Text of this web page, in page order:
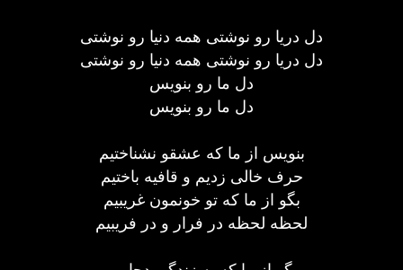
دل دریا رو نوشتی همه دنیا رو نوشتی
دل دریا رو نوشتی همه دنیا رو نوشتی
دل ما رو بنویس
دل ما رو بنویس
بنویس از ما که عشقو نشناختیم
حرف خالی زدیم و قافیه باختیم
بگو از ما که تو خونمون غریبیم
لحظه لحظه در فرار و در فریبیم